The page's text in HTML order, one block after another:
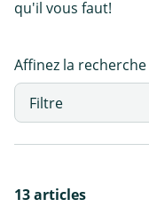
qu'il vous faut!
Affinez la recherche
Filtre
13 articles